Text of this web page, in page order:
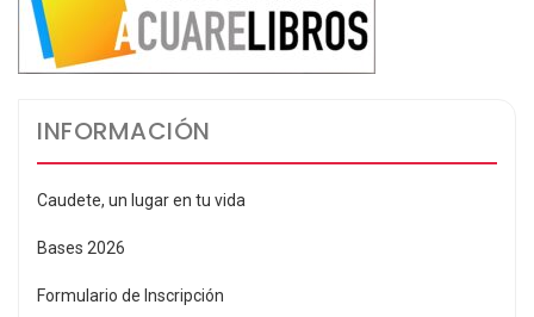
INFORMACIÓN
Caudete, un lugar en tu vida
Bases 2026
Formulario de Inscripción